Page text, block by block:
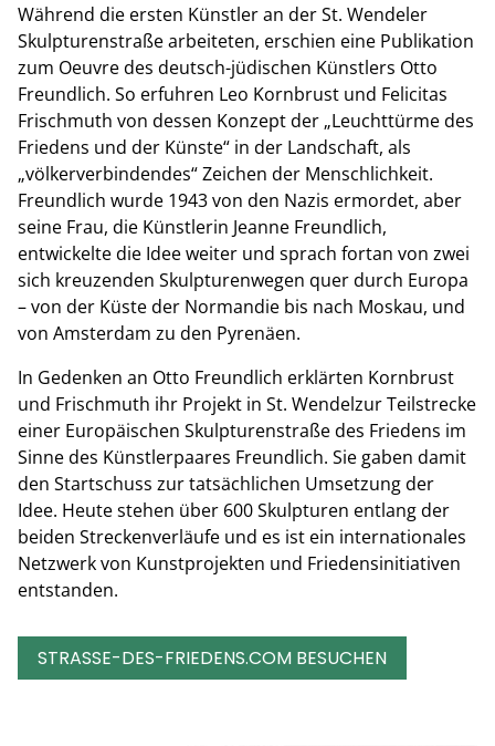
Während die ersten Künstler an der St. Wendeler
Skulpturenstraße arbeiteten, erschien eine Publikation
zum Oeuvre des deutsch-jüdischen Künstlers Otto
Freundlich. So erfuhren Leo Kornbrust und Felicitas
Frischmuth von dessen Konzept der „Leuchttürme des
Friedens und der Künste“ in der Landschaft, als
„völkerverbindendes“ Zeichen der Menschlichkeit.
Freundlich wurde 1943 von den Nazis ermordet, aber
seine Frau, die Künstlerin Jeanne Freundlich,
entwickelte die Idee weiter und sprach fortan von zwei
sich kreuzenden Skulpturenwegen quer durch Europa
– von der Küste der Normandie bis nach Moskau, und
von Amsterdam zu den Pyrenäen.
In Gedenken an Otto Freundlich erklärten Kornbrust
und Frischmuth ihr Projekt in St. Wendelzur Teilstrecke
einer Europäischen Skulpturenstraße des Friedens im
Sinne des Künstlerpaares Freundlich. Sie gaben damit
den Startschuss zur tatsächlichen Umsetzung der
Idee. Heute stehen über 600 Skulpturen entlang der
beiden Streckenverläufe und es ist ein internationales
Netzwerk von Kunstprojekten und Friedensinitiativen
entstanden.
STRASSE-DES-FRIEDENS.COM BESUCHEN